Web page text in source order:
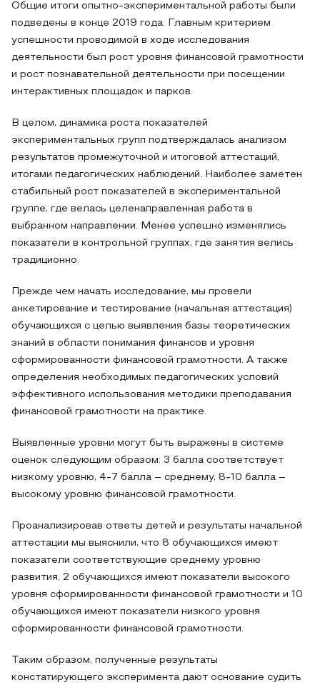
Общие итоги опытно-экспериментальной работы были
подведены в конце 2019 года. Главным критерием
успешности проводимой в ходе исследования
деятельности был рост уровня финансовой грамотности
и рост познавательной деятельности при посещении
интерактивных площадок и парков.
В целом, динамика роста показателей
экспериментальных групп подтверждалась анализом
результатов промежуточной и итоговой аттестаций,
итогами педагогических наблюдений. Наиболее заметен
стабильный рост показателей в экспериментальной
группе, где велась целенаправленная работа в
выбранном направлении. Менее успешно изменялись
показатели в контрольной группах, где занятия велись
традиционно.
Прежде чем начать исследование, мы провели
анкетирование и тестирование (начальная аттестация)
обучающихся с целью выявления базы теоретических
знаний в области понимания финансов и уровня
сформированности финансовой грамотности. А также
определения необходимых педагогических условий
эффективного использования методики преподавания
финансовой грамотности на практике.
Выявленные уровни могут быть выражены в системе
оценок следующим образом: 3 балла соответствует
низкому уровню, 4-7 балла – среднему, 8-10 балла –
высокому уровню финансовой грамотности.
Проанализировав ответы детей и результаты начальной
аттестации мы выяснили, что 8 обучающихся имеют
показатели соответствующие среднему уровню
развития, 2 обучающихся имеют показатели высокого
уровня сформированности финансовой грамотности и 10
обучающихся имеют показатели низкого уровня
сформированности финансовой грамотности.
Таким образом, полученные результаты
констатирующего эксперимента дают основание судить